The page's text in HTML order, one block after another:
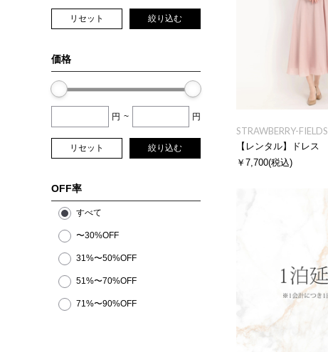
リセット 絞り込む
価格
円 ~ 円
リセット 絞り込む
OFF率
すべて
〜30%OFF
31%〜50%OFF
51%〜70%OFF
71%〜90%OFF
STRAWBERRY-FIELDS
【レンタル】ドレス
￥7,700(税込)